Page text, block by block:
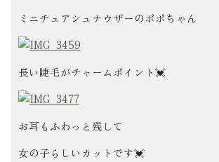
ミニチュアシュナウザーのポポちゃん
長い睫毛がチャームポイント💓
お耳もふわっと残して
女の子らしいカットです💓